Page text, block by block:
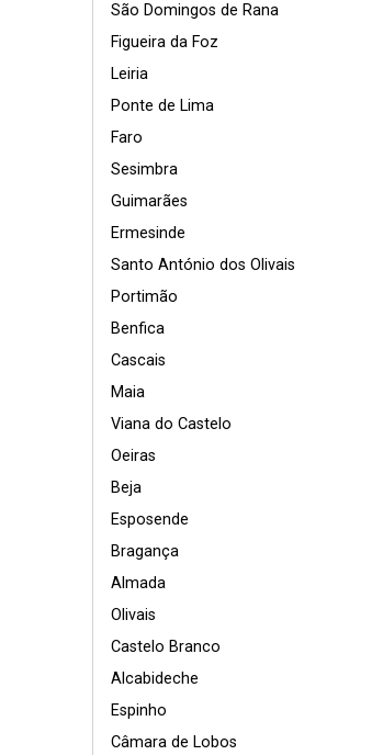
São Domingos de Rana
Figueira da Foz
Leiria
Ponte de Lima
Faro
Sesimbra
Guimarães
Ermesinde
Santo António dos Olivais
Portimão
Benfica
Cascais
Maia
Viana do Castelo
Oeiras
Beja
Esposende
Bragança
Almada
Olivais
Castelo Branco
Alcabideche
Espinho
Câmara de Lobos